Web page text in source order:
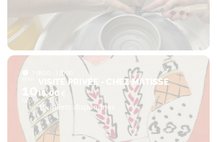
10h00 - 12h00
10
NOV
VISITE PRIVÉE - CHEZ MATISSE
15,00
15 Billets disponibles